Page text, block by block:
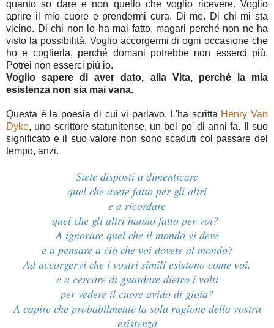
quanto so dare e non quello che voglio ricevere. Voglio
aprire il mio cuore e prendermi cura. Di me. Di chi mi sta
vicino. Di chi non lo ha mai fatto, magari perché non ne ha
visto la possibilità. Voglio accorgermi di ogni occasione che
ho e coglierla, perché domani potrebbe non esserci più.
Potrei non esserci più io.
Voglio sapere di aver dato, alla Vita, perché la mia
esistenza non sia mai vana.
Questa è la poesia di cui vi parlavo. L'ha scritta Henry Van
Dyke, uno scrittore statunitense, un bel po' di anni fa. Il suo
significato e il suo valore non sono scaduti col passare del
tempo, anzi.
Siete disposti a dimenticare
quel che avete fatto per gli altri
e a ricordare
quel che gli altri hanno fatto per voi?
A ignorare quel che il mondo vi deve
e a pensare a ciò che voi dovete al mondo?
Ad accorgervi che i vostri simili esistono come voi,
e a cercare di guardare dietro i volti
per vedere il cuore avido di gioia?
A capire che probabilmentela sola ragione della vostra
esistenza